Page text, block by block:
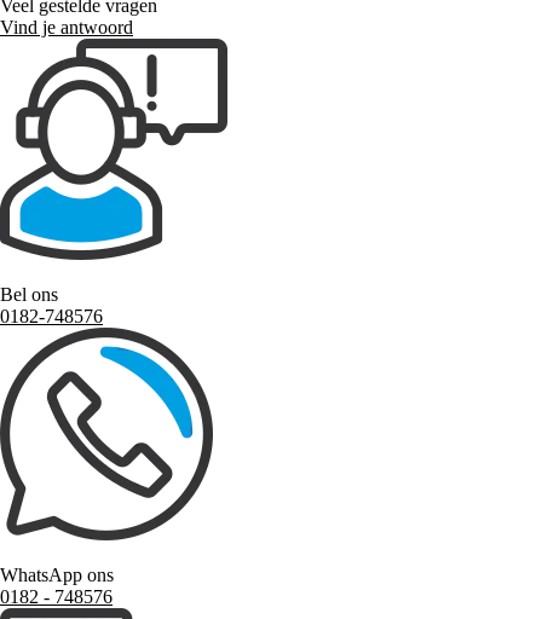
Veel gestelde vragen
Vind je antwoord
Bel ons
0182-748576
WhatsApp ons
0182 ‑ 748576